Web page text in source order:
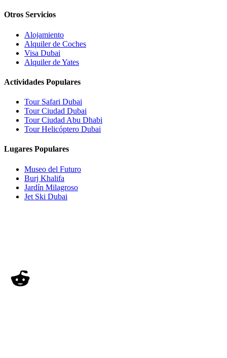
Otros Servicios
Alojamiento
Alquiler de Coches
Visa Dubai
Alquiler de Yates
Actividades Populares
Tour Safari Dubai
Tour Ciudad Dubai
Tour Ciudad Abu Dhabi
Tour Helicóptero Dubai
Lugares Populares
Museo del Futuro
Burj Khalifa
Jardín Milagroso
Jet Ski Dubai